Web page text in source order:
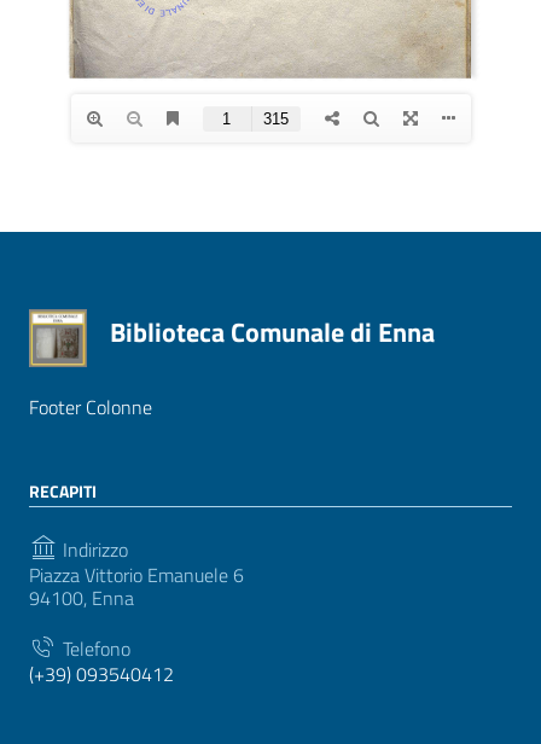
Biblioteca Comunale di Enna
Footer Colonne
RECAPITI
Indirizzo
Piazza Vittorio Emanuele 6
94100, Enna
Telefono
(+39) 093540412